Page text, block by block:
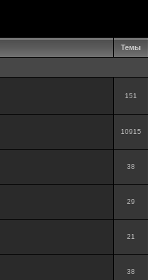
Темы
151
10915
38
29
21
38